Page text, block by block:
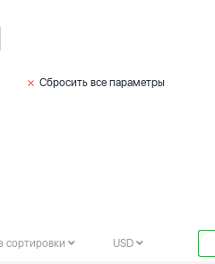
Сбросить все параметры
сортировки USD